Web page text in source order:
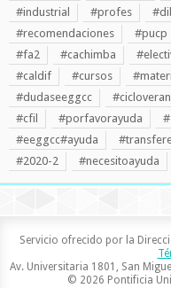
#industrial
#profes
#recomendaciones
#pucp
#fa2
#cachimba
#caldif
#cursos
#dudaseeggcc
#cfil
#porfavorayuda
#eeggcc#ayuda
#2020-2
#necesitoayuda
Servicio ofrecido por la
Av. Universitaria 1801, San
© 2026 Pontificia